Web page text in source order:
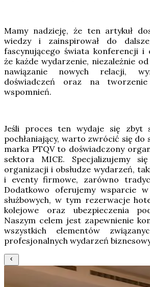
Mamy nadzieję, że ten artykuł
wiedzy i zainspirował do
fascynującego świata konferencji i
że każde wydarzenie, niezależnie
nawiązanie nowych relacji,
doświadczeń oraz na tworzenie
wspomnień.
Jeśli proces ten wydaje się zbyt
pochłaniający, warto zwrócić się do
marka PTQV to doświadczony
sektora MICE. Specjalizujemy
organizacji i obsłudze wydarzeń,
i eventy firmowe, zarówno
Dodatkowo oferujemy wsparcie
służbowych, w tym rezerwacje
kolejowe oraz ubezpieczenia
Naszym celem jest zapewnienie
wszystkich elementów
profesjonalnych wydarzeń